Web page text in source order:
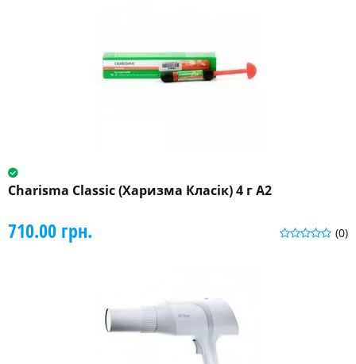
Charisma Classic (Харизма Класік) 4 г A2
(0)
710.00 грн.